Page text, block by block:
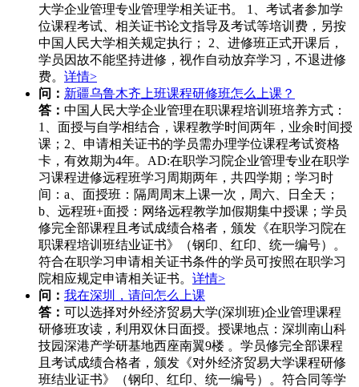
大学企业管理专业管理学相关证书。 1、考试者参加学
位课程考试、相关证书论文指导及考试等培训费，另按
中国人民大学相关规定执行； 2、进修班正式开课后，
学员因故不能坚持进修，视作自动放弃学习，不退进修
费。 详情>
问： 新疆乌鲁木齐上班课程研修班怎么上课？
答： 中国人民大学企业管理在职课程培训班培养方式：
1、面授与自学相结合，课程教学时间两年，业余时间授
课；2、申请相关证书的学员需办理学位课程考试资格
卡，有效期为4年。AD:在职学习院企业管理专业在职学
习课程进修远程班学习周期两年，共四学期；学习时
间：a、面授班：隔周周末上课一次，周六、日全天；
b、远程班+面授：网络远程教学加假期集中授课；学员
修完全部课程且考试成绩合格者，颁发《在职学习院在
职课程培训班结业证书》（钢印、红印、统一编号）。
符合在职学习申请相关证书条件的学员可按照在职学习
院相应规定申请相关证书。 详情>
问： 我在深圳，请问怎么上课
答： 可以选择对外经济贸易大学(深圳班)企业管理课程
研修班攻读，利用双休日面授。授课地点：深圳南山科
技园深港产学研基地西座南翼9楼 。学员修完全部课程
且考试成绩合格者，颁发《对外经济贸易大学课程研修
班结业证书》（钢印、红印、统一编号）。符合同等学